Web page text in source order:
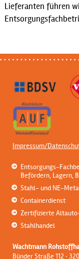
Lieferanten führen
Impressum/
Entsorgungs-
Befördern, Lagern,
Stahl- und NE-
Containerdienst
Zertifizierte
Stahlhandel
Wachtmann
Bünder Straße 112 ·